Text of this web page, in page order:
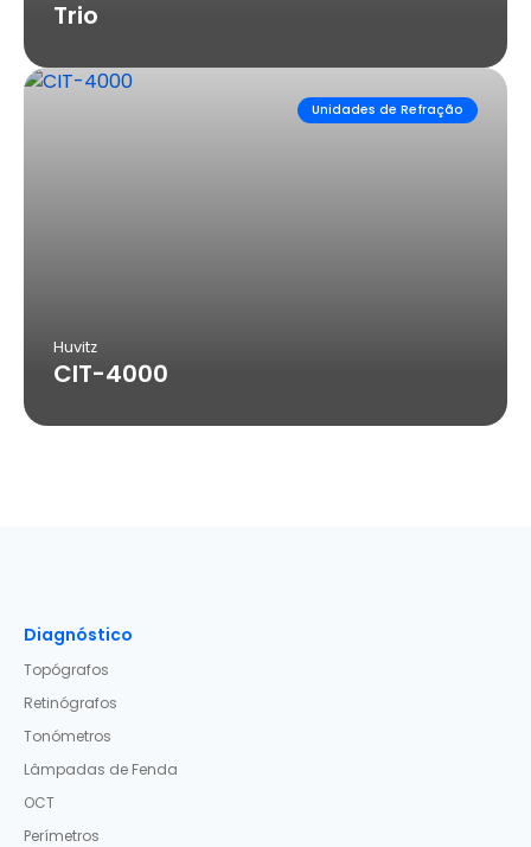
Trio
Unidades de Refração
Huvitz
CIT-4000
Diagnóstico
Topógrafos
Retinógrafos
Tonómetros
Lâmpadas de Fenda
OCT
Perímetros